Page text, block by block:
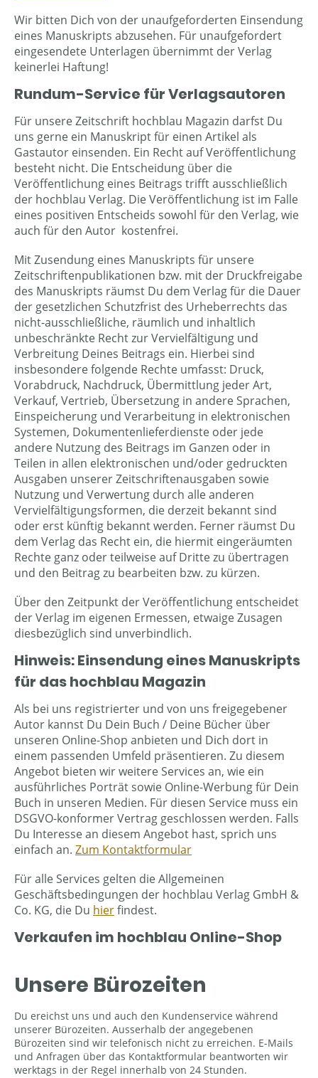
Wir bitten Dich von der unaufgeforderten Einsendung
eines Manuskripts abzusehen. Für unaufgefordert
eingesendete Unterlagen übernimmt der Verlag
keinerlei Haftung!
Rundum-Service für Verlagsautoren
Für unsere Zeitschrift hochblau Magazin darfst Du
uns gerne ein Manuskript für einen Artikel als
Gastautor einsenden. Ein Recht auf Veröffentlichung
besteht nicht. Die Entscheidung über die
Veröffentlichung eines Beitrags trifft ausschließlich
der hochblau Verlag. Die Veröffentlichung ist im Falle
eines positiven Entscheids sowohl für den Verlag, wie
auch für den Autor kostenfrei.
Mit Zusendung eines Manuskripts für unsere
Zeitschriftenpublikationen bzw. mit der Druckfreigabe
des Manuskripts räumst Du dem Verlag für die Dauer
der gesetzlichen Schutzfrist des Urheberrechts das
nicht-ausschließliche, räumlich und inhaltlich
unbeschränkte Recht zur Vervielfältigung und
Verbreitung Deines Beitrags ein. Hierbei sind
insbesondere folgende Rechte umfasst: Druck,
Vorabdruck, Nachdruck, Übermittlung jeder Art,
Verkauf, Vertrieb, Übersetzung in andere Sprachen,
Einspeicherung und Verarbeitung in elektronischen
Systemen, Dokumentenlieferdienste oder jede
andere Nutzung des Beitrags im Ganzen oder in
Teilen in allen elektronischen und/oder gedruckten
Ausgaben unserer Zeitschriftenausgaben sowie
Nutzung und Verwertung durch alle anderen
Vervielfältigungsformen, die derzeit bekannt sind
oder erst künftig bekannt werden. Ferner räumst Du
dem Verlag das Recht ein, die hiermit eingeräumten
Rechte ganz oder teilweise auf Dritte zu übertragen
und den Beitrag zu bearbeiten bzw. zu kürzen.
Über den Zeitpunkt der Veröffentlichung entscheidet
der Verlag im eigenen Ermessen, etwaige Zusagen
diesbezüglich sind unverbindlich.
Hinweis: Einsendung eines Manuskripts
für das hochblau Magazin
Als bei uns registrierter und von uns freigegebener
Autor kannst Du Dein Buch / Deine Bücher über
unseren Online-Shop anbieten und Dich dort in
einem passenden Umfeld präsentieren. Zu diesem
Angebot bieten wir weitere Services an, wie ein
ausführliches Porträt sowie Online-Werbung für Dein
Buch in unseren Medien. Für diesen Service muss ein
DSGVO-konformer Vertrag geschlossen werden. Falls
Du Interesse an diesem Angebot hast, sprich uns
einfach an. Zum Kontaktformular
Für alle Services gelten die Allgemeinen
Geschäftsbedingungen der hochblau Verlag GmbH &
Co. KG, die Du hierfindest.
Verkaufen im hochblau Online-Shop
Unsere Bürozeiten
Du ereichst uns und auch den Kundenservice während
unserer Bürozeiten. Ausserhalb der angegebenen
Bürozeiten sind wir telefonisch nicht zu erreichen. E-Mails
und Anfragen über das Kontaktformular beantworten wir
werktags in der Regel innerhalb von 24 Stunden.